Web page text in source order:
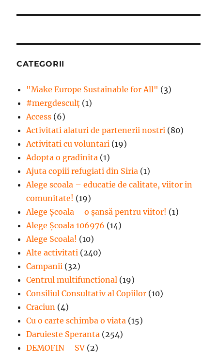
CATEGORII
"Make Europe Sustainable for All" (3)
#mergdesculţ (1)
Access (6)
Activitati alaturi de partenerii nostri (80)
Activitati cu voluntari (19)
Adopta o gradinita (1)
Ajuta copiii refugiati din Siria (1)
Alege scoala – educatie de calitate, viitor in
comunitate! (19)
Alege Şcoala – o şansă pentru viitor! (1)
Alege Școala 106976 (14)
Alege Scoala! (10)
Alte activitati (240)
Campanii (32)
Centrul multifunctional (19)
Consiliul Consultativ al Copiilor (10)
Craciun (4)
Cu o carte schimba o viata (15)
Daruieste Speranta (254)
DEMOFIN – SV (2)